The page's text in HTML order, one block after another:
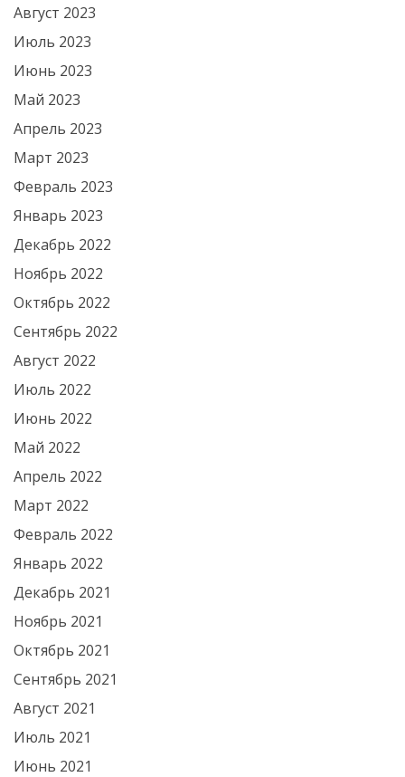
Август 2023
Июль 2023
Июнь 2023
Май 2023
Апрель 2023
Март 2023
Февраль 2023
Январь 2023
Декабрь 2022
Ноябрь 2022
Октябрь 2022
Сентябрь 2022
Август 2022
Июль 2022
Июнь 2022
Май 2022
Апрель 2022
Март 2022
Февраль 2022
Январь 2022
Декабрь 2021
Ноябрь 2021
Октябрь 2021
Сентябрь 2021
Август 2021
Июль 2021
Июнь 2021